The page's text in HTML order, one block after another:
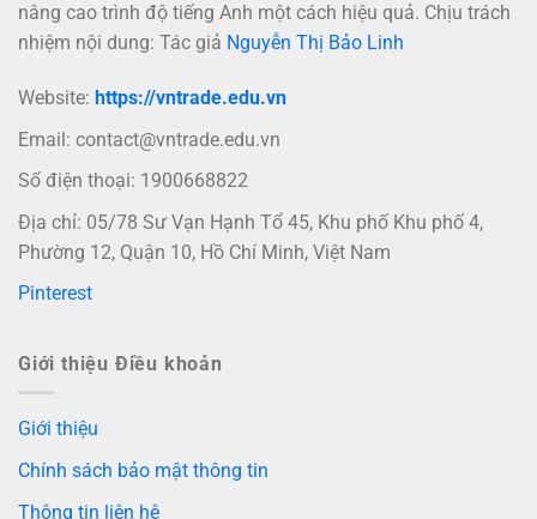
nâng cao trình độ tiếng Anh một cách hiệu quả. Chịu trách
nhiệm nội dung: Tác giả Nguyễn Thị Bảo Linh
Website: https://vntrade.edu.vn
Email: contact@vntrade.edu.vn
Số điện thoại: 1900668822
Địa chỉ: 05/78 Sư Vạn Hạnh Tổ 45, Khu phố Khu phố 4,
Phường 12, Quận 10, Hồ Chí Minh, Việt Nam
Pinterest
Giới thiệu Điều khoản
Giới thiệu
Chính sách bảo mật thông tin
Thông tin liên hệ